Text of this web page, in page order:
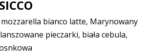
bianco latte, Marynowany
pieczarki, biała cebula,